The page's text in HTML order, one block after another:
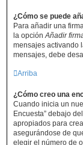
¿Cómo se puede
Para añadir una
la opciónAñadir
mensajes activando
mensajes, debe
Arriba
¿Cómo creo una
Cuando inicia un
Encuesta” debajo
apropiados para
asegurándose de
elegir el número de